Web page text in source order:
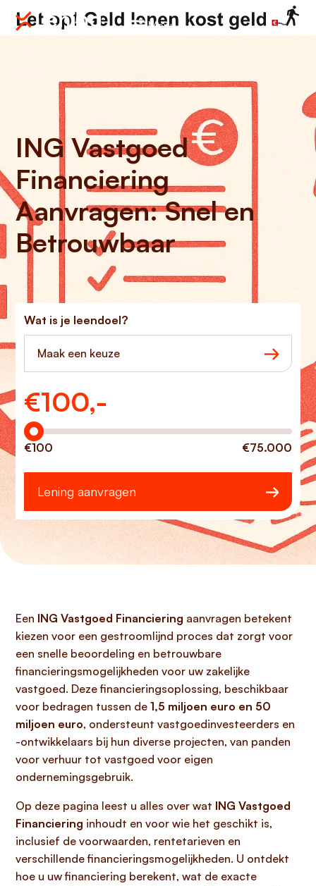
Menu
ING Vastgoed
Financiering
Aanvragen: Snel en
Betrouwbaar
Wat is je leendoel?
Maak een keuze
€100,-
Hoeveel wilt u lenen?
€100 €75.000
Lening aanvragen
Een ING Vastgoed Financiering aanvragen betekent
kiezen voor een gestroomlijnd proces dat zorgt voor
een snelle beoordeling en betrouwbare
financieringsmogelijkheden voor uw zakelijke
vastgoed. Deze financieringsoplossing, beschikbaar
voor bedragen tussen de 1,5 miljoen euro en 50
miljoen euro, ondersteunt vastgoedinvesteerders en
-ontwikkelaars bij hun diverse projecten, van panden
voor verhuur tot vastgoed voor eigen
ondernemingsgebruik.
Op deze pagina leest u alles over wat ING Vastgoed
Financiering inhoudt en voor wie het geschikt is,
inclusief de voorwaarden, rentetarieven en
verschillende financieringsmogelijkheden. U ontdekt
hoe u uw financiering berekent, wat de exacte